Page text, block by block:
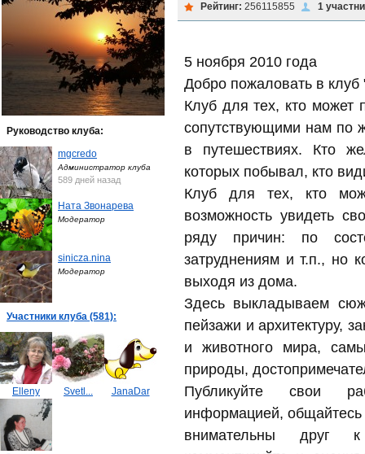
Руководство клуба:
mgcredo
Администратор клуба
589 дней назад
Ната Звонарева
Модератор
sinicza.nina
Модератор
Участники клуба (581):
Elleny Svetl... JanaDar
Рейтинг: 256115855 1
5 ноября 2010 года
Добро пожаловать в
Клуб для тех, кто может
сопутствующими нам по
в путешествиях. Кто
которых побывал, кто
Клуб для тех, кто
возможность увидеть
ряду причин: по
затруднениям и т.п., но
выходя из дома.
Здесь выкладываем
пейзажи и архитектуру,
и животного мира,
природы,
Публикуйте свои
информацией, общайтесь
внимательны друг к